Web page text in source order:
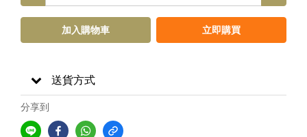
加入購物車 立即購買
送貨方式
分享到